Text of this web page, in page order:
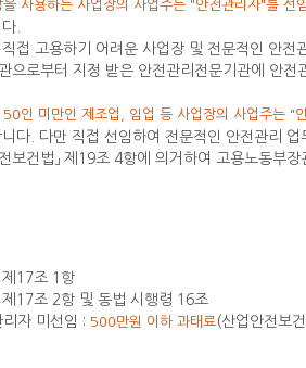
사용하는 사업장의 사업주는 "안전관리자"를 선임
.
접 고용하기 어려운 사업장 및 전문적인 안전
으로부터 지정 받은 안전관리전문기관에 안전
인 미만인 제조업, 임업 등 사업장의 사업주는 "
다. 다만 직접 선임하여 전문적인 안전관리
보건법」 제19조 4항에 의거하여 고용노동부
제17조 1항
제17조 2항 및 동법 시행령 16조
자 미선임 : 500만원 이하 과태료(산업안전보